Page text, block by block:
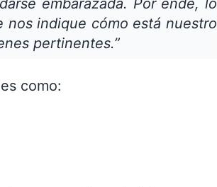
embarazada. Por ende, lo
indique cómo está nuestro
pertinentes.”
como: